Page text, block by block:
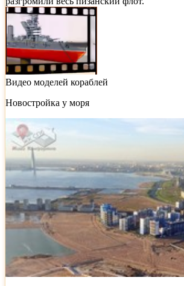
Видео моделей кораблей
Новостройка у моря